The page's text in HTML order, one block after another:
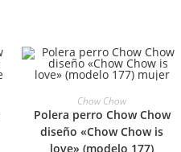
SELECCIONAR OPCIONES
Chow Chow
Polera perro Chow Chow
diseño «Chow Chow is
love» (modelo 177)